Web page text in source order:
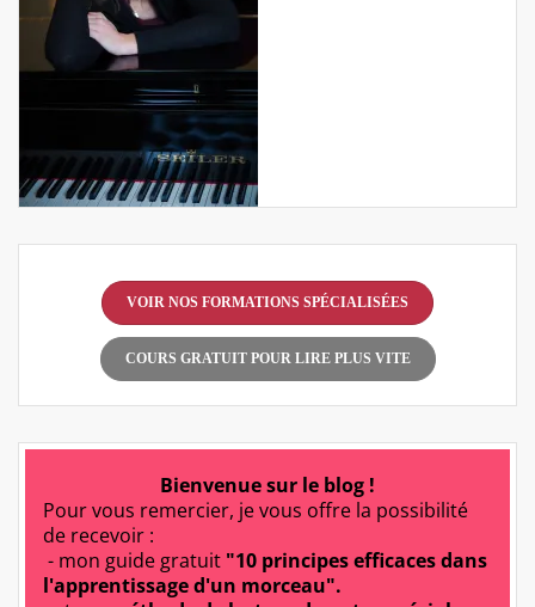
VOIR NOS FORMATIONS SPÉCIALISÉES
COURS GRATUIT POUR LIRE PLUS VITE